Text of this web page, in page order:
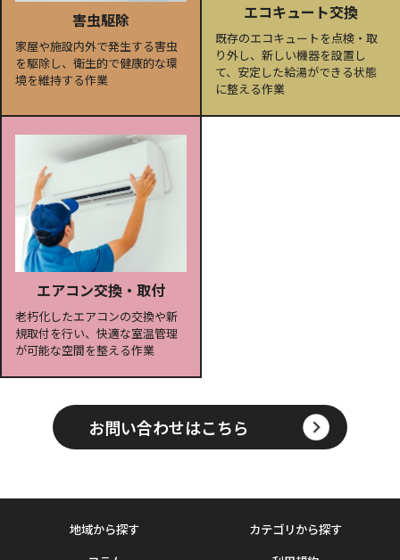
害虫駆除
家屋や施設内外で発生する害虫
を駆除し、衛生的で健康的な環
境を維持する作業
エコキュート交換
既存のエコキュートを点検・取
り外し、新しい機器を設置し
て、安定した給湯ができる状態
に整える作業
エアコン交換・取付
老朽化したエアコンの交換や新
規取付を行い、快適な室温管理
が可能な空間を整える作業
お問い合わせはこちら
地域から探す
カテゴリから探す